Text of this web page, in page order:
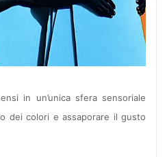
in un’unica sfera sensoriale
dei colori e assaporare il gusto